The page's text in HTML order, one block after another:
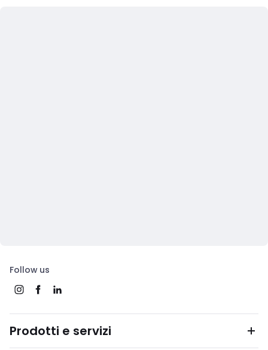
Follow us
Prodotti e servizi